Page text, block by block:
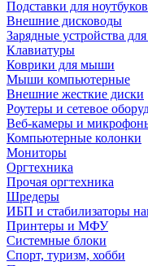
Подставки для ноутбуков
Внешние дисководы
Зарядные устройства
Клавиатуры
Коврики для мыши
Мыши компьютерные
Внешние жесткие диски
Роутеры и сетевое
Веб-камеры и
Компьютерные колонки
Мониторы
Оргтехника
Прочая оргтехника
Шредеры
ИБП и стабилизаторы
Принтеры и МФУ
Системные блоки
Спорт, туризм, хобби